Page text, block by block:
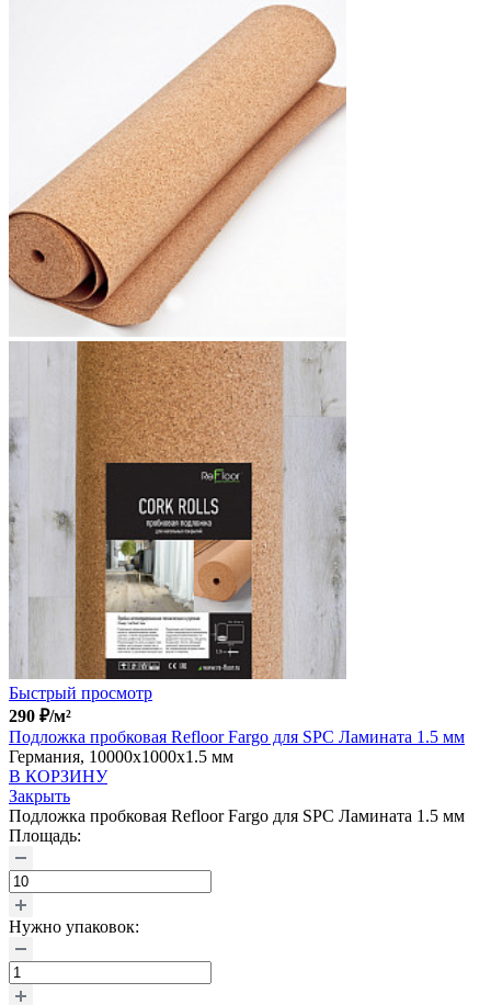
Быстрый просмотр
290 ₽/м²
Подложка пробковая Refloor Fargo для SPC Ламината 1.5 мм
Германия, 10000x1000x1.5 мм
В КОРЗИНУ
Закрыть
Подложка пробковая Refloor Fargo для SPC Ламината 1.5 мм
Площадь:
Нужно упаковок: